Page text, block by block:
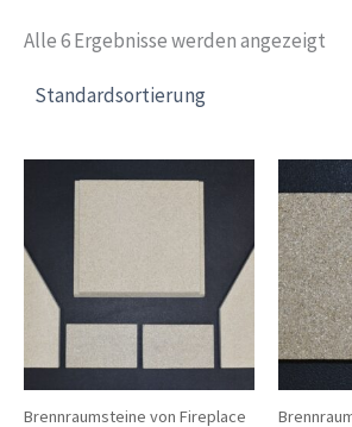
Alle 6 Ergebnisse werden angezeigt
Brennraumsteine von Fireplace